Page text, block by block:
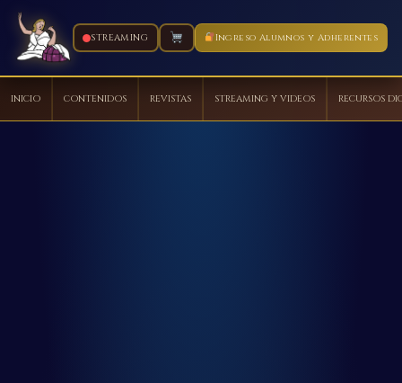
STREAMING Ingreso Alumnos y Adherentes
INICIO CONTENIDOS REVISTAS STREAMING Y VIDEOS RECURSOS